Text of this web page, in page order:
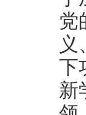
党
下
新